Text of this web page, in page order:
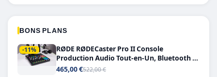
BONS PLANS
-11%
RØDE RØDECaster Pro II Console
Production Audio Tout-en-Un, Bluetooth et
Double USB-C
465,00 €522,00 €